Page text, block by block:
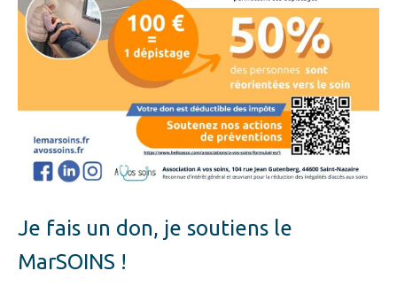
Je fais un don, je soutiens le
MarSOINS !